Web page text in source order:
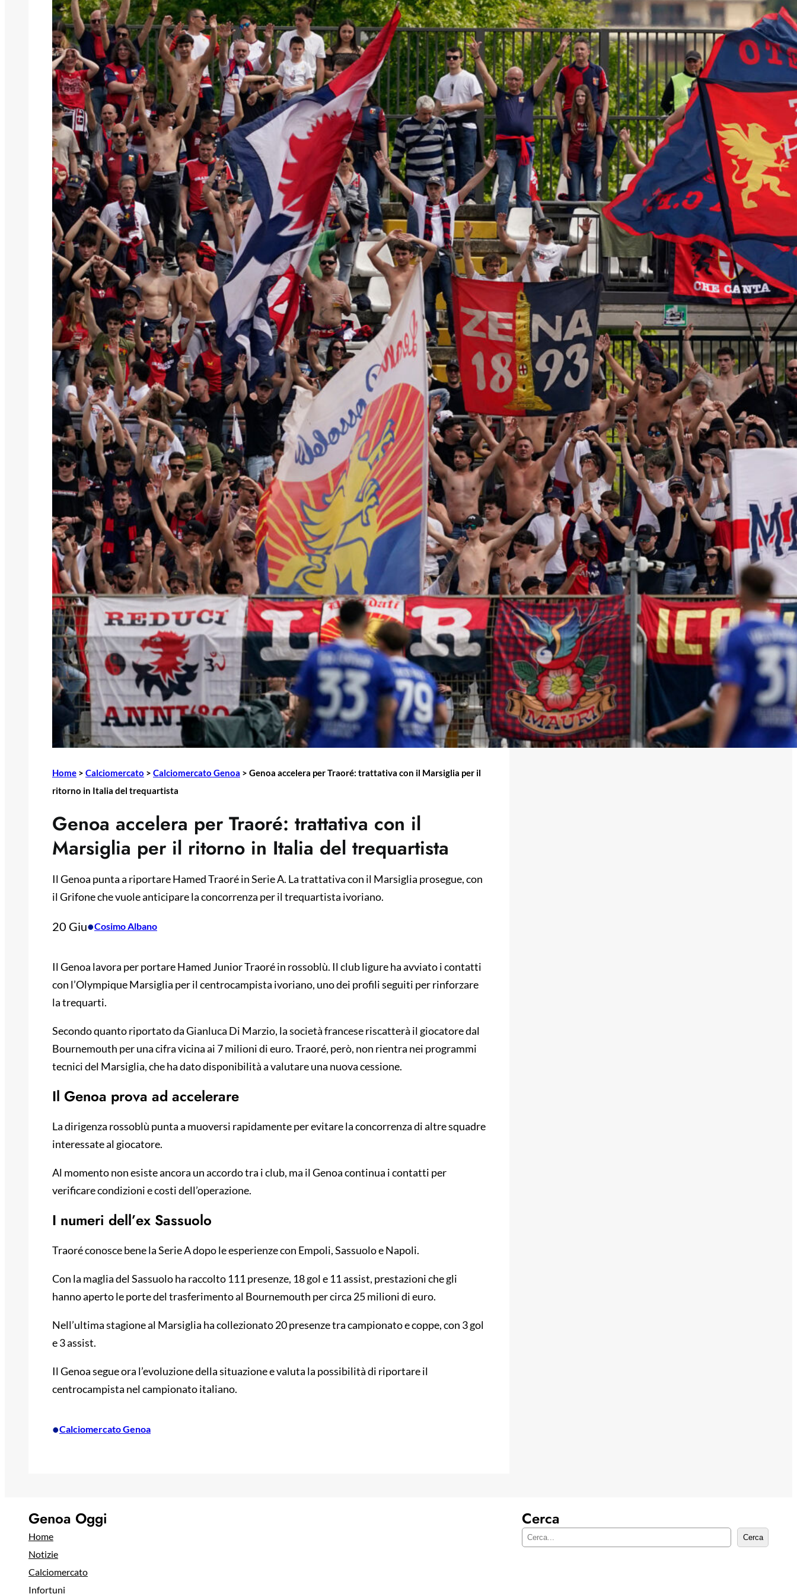
Home > Calciomercato > Calciomercato Genoa > Genoa accelera per Traoré: trattativa con il Marsiglia per il
ritorno in Italia del trequartista
Genoa accelera per Traoré: trattativa con il
Marsiglia per il ritorno in Italia del trequartista
Il Genoa punta a riportare Hamed Traoré in Serie A. La trattativa con il Marsiglia prosegue, con
il Grifone che vuole anticipare la concorrenza per il trequartista ivoriano.
20 Giu•Cosimo Albano
Il Genoa lavora per portare Hamed Junior Traoré in rossoblù. Il club ligure ha avviato i contatti
con l’Olympique Marsiglia per il centrocampista ivoriano, uno dei profili seguiti per rinforzare
la trequarti.
Secondo quanto riportato da Gianluca Di Marzio, la società francese riscatterà il giocatore dal
Bournemouth per una cifra vicina ai 7 milioni di euro. Traoré, però, non rientra nei programmi
tecnici del Marsiglia, che ha dato disponibilità a valutare una nuova cessione.
Il Genoa prova ad accelerare
La dirigenza rossoblù punta a muoversi rapidamente per evitare la concorrenza di altre squadre
interessate al giocatore.
Al momento non esiste ancora un accordo tra i club, ma il Genoa continua i contatti per
verificare condizioni e costi dell’operazione.
I numeri dell’ex Sassuolo
Traoré conosce bene la Serie A dopo le esperienze con Empoli, Sassuolo e Napoli.
Con la maglia del Sassuolo ha raccolto 111 presenze, 18 gol e 11 assist, prestazioni che gli
hanno aperto le porte del trasferimento al Bournemouth per circa 25 milioni di euro.
Nell’ultima stagione al Marsiglia ha collezionato 20 presenze tra campionato e coppe, con 3 gol
e 3 assist.
Il Genoa segue ora l’evoluzione della situazione e valuta la possibilità di riportare il
centrocampista nel campionato italiano.
•Calciomercato Genoa
L’ex rossoblù Carparelli riparte dal
Cisano: nuova sfida a 50 anni
6 Agosto 2026
Genoa in lutto: è scomparso l’ex
allenatore Pippo Marchioro
6 Agosto 2026
Genoa Oggi
Home
Notizie
Calciomercato
Infortuni
Cerca
C
Cerca